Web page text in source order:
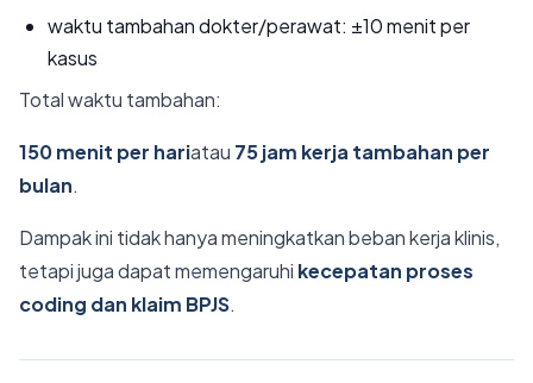
waktu tambahan dokter/perawat: ±10 menit per
kasus
Total waktu tambahan:
150 menit per hariatau 75 jam kerja tambahan per
bulan.
Dampak ini tidak hanya meningkatkan beban kerja klinis,
tetapi juga dapat memengaruhi kecepatan proses
coding dan klaim BPJS.